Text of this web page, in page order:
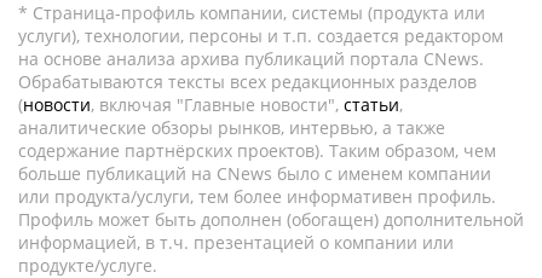
* Страница-профиль компании, системы (продукта или
услуги), технологии, персоны и т.п. создается редактором
на основе анализа архива публикаций портала CNews.
Обрабатываются тексты всех редакционных разделов
(новости, включая "Главные новости", статьи,
аналитические обзоры рынков, интервью, а также
содержание партнёрских проектов). Таким образом, чем
больше публикаций на CNews было с именем компании
или продукта/услуги, тем более информативен профиль.
Профиль может быть дополнен (обогащен) дополнительной
информацией, в т.ч. презентацией о компании или
продукте/услуге.